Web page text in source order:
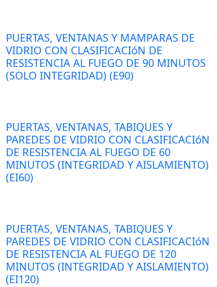
PUERTAS, VENTANAS Y MAMPARAS DE
VIDRIO CON CLASIFICACIóN DE
RESISTENCIA AL FUEGO DE 90 MINUTOS
(SOLO INTEGRIDAD) (E90)
PUERTAS, VENTANAS, TABIQUES Y
PAREDES DE VIDRIO CON CLASIFICACIóN
DE RESISTENCIA AL FUEGO DE 60
MINUTOS (INTEGRIDAD Y AISLAMIENTO)
(EI60)
PUERTAS, VENTANAS, TABIQUES Y
PAREDES DE VIDRIO CON CLASIFICACIóN
DE RESISTENCIA AL FUEGO DE 120
MINUTOS (INTEGRIDAD Y AISLAMIENTO)
(EI120)